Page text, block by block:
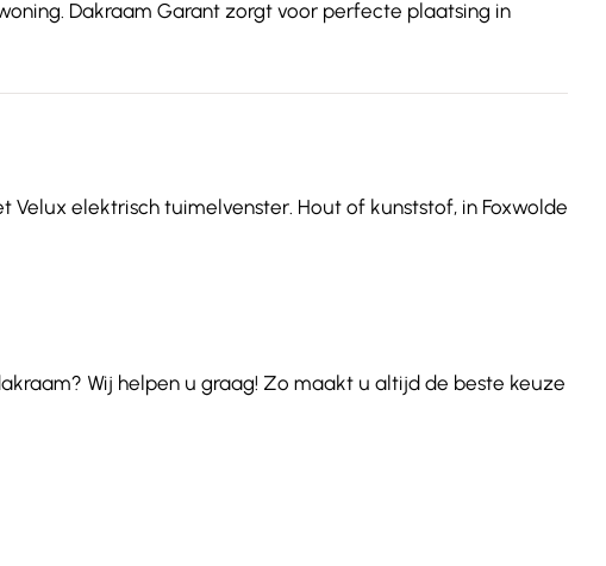
Dakraam Garant zorgt voor perfecte plaatsing in
elektrisch tuimelvenster. Hout of kunststof, in Foxwolde
Wij helpen u graag! Zo maakt u altijd de beste keuze